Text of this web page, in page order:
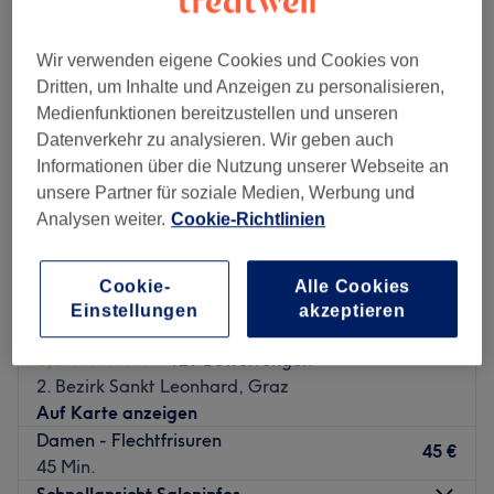
Hödl Friseur
2. Bezirk Sankt Leonhard, Graz
Auf Karte anzeigen
Damen - Flechtfrisuren
45 Min.
45 €
Wir verwenden eigene Cookies und Cookies von
Dritten, um Inhalte und Anzeigen zu personalisieren,
Medienfunktionen bereitzustellen und unseren
Datenverkehr zu analysieren. Wir geben auch
Informationen über die Nutzung unserer Webseite an
unsere Partner für soziale Medien, Werbung und
Analysen weiter. Cookie-Richtlinien
Alle Cookies
akzeptieren
Cookie-
Einstellungen